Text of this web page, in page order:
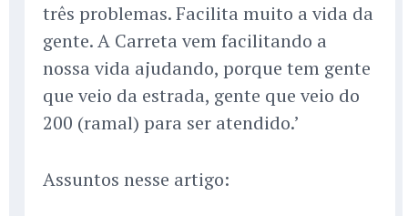
três problemas. Facilita muito a vida da
gente. A Carreta vem facilitando a
nossa vida ajudando, porque tem gente
que veio da estrada, gente que veio do
200 (ramal) para ser atendido.’
Assuntos nesse artigo: